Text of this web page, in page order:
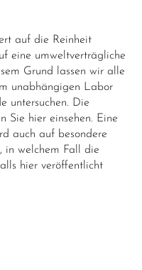
auf die Reinheit
eine umweltverträgliche
Grund lassen wir alle
unabhängigen Labor
untersuchen. Die
Sie hier einsehen. Eine
auch auf besondere
in welchem Fall die
hier veröffentlicht